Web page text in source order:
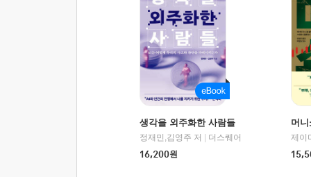
생각을 외주화한 사람들
정재민,김영주 저
더스퀘어
16,200원
머